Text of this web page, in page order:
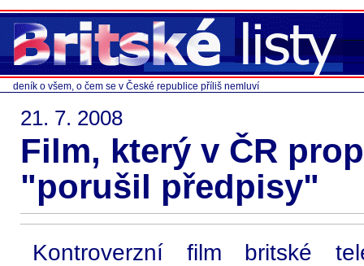
deník o všem, o čem se v České republice příliš nemluví
21. 7. 2008
Film, který v ČR
"porušil předpisy"
Kontroverzní film britské